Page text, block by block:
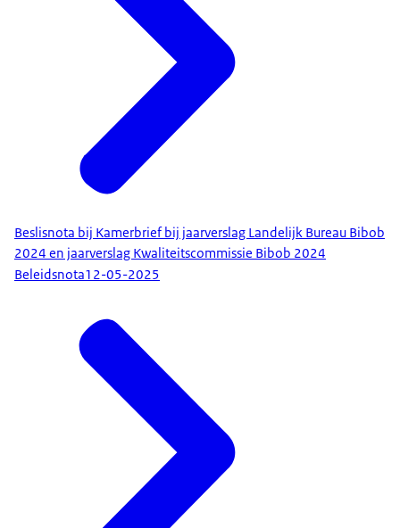
Beslisnota bij Kamerbrief bij jaarverslag Landelijk Bureau Bibob
2024 en jaarverslag Kwaliteitscommissie Bibob 2024
Beleidsnota12-05-2025